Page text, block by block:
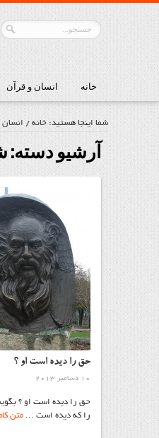
خانه انسان و قرآن
شما اینجا هستید: خانه / انسان
آرشیو دسته:
حق را دیده است او ؟
10 دسامبر 2013
حق را دیده است او ؟
را که دیده است ... متن